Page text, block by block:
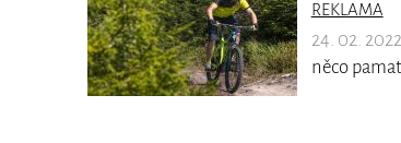
REKLAMA
24. 02. 2022
něco